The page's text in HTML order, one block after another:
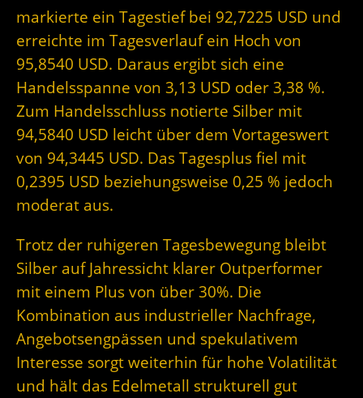
markierte ein Tagestief bei 92,7225 USD und
erreichte im Tagesverlauf ein Hoch von
95,8540 USD. Daraus ergibt sich eine
Handelsspanne von 3,13 USD oder 3,38 %.
Zum Handelsschluss notierte Silber mit
94,5840 USD leicht über dem Vortageswert
von 94,3445 USD. Das Tagesplus fiel mit
0,2395 USD beziehungsweise 0,25 % jedoch
moderat aus.
Trotz der ruhigeren Tagesbewegung bleibt
Silber auf Jahressicht klarer Outperformer
mit einem Plus von über 30%. Die
Kombination aus industrieller Nachfrage,
Angebotsengpässen und spekulativem
Interesse sorgt weiterhin für hohe Volatilität
und hält das Edelmetall strukturell gut